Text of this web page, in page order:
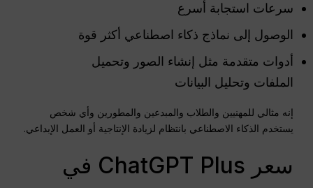
سرعات استجابة أسرع
الوصول إلى نماذج ذكاء اصطناعي أكثر قوة
أدوات متقدمة مثل إنشاء الصور وتحميل
الملفات وتحليل البيانات
إنه مثالي للمهنيين والطلاب والمبدعين والمطورين وأي شخص
يستخدم الذكاء الاصطناعي بانتظام لزيادة الإنتاجية أو العمل الإبداعي.
سعر ChatGPT Plus في